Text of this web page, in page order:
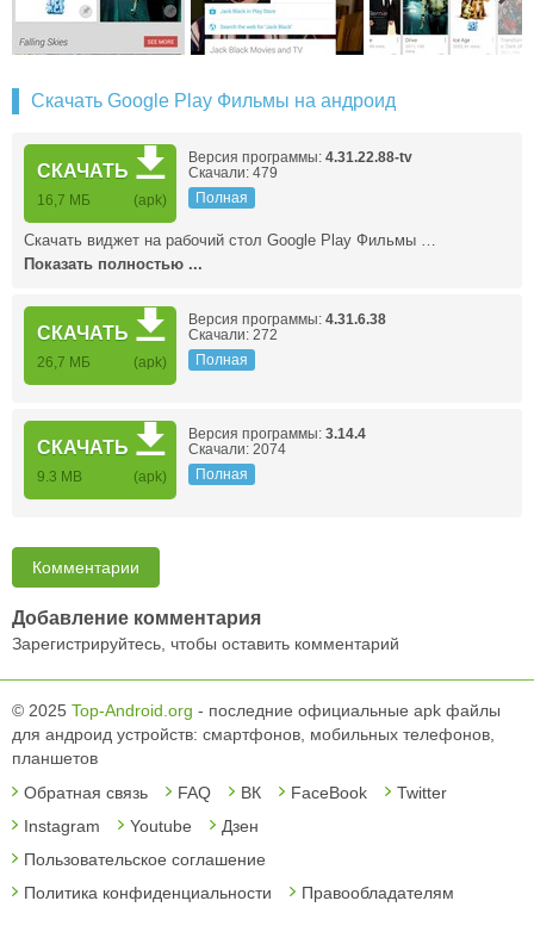
Скачать Google Play Фильмы на андроид
СКАЧАТЬ
16,7 МБ (apk)
Версия программы: 4.31.22.88-tv
Скачали: 479
Полная
Скачать виджет на рабочий стол Google Play Фильмы …
Показать полностью ...
СКАЧАТЬ
26,7 МБ (apk)
Версия программы: 4.31.6.38
Скачали: 272
Полная
СКАЧАТЬ
9.3 MB (apk)
Версия программы: 3.14.4
Скачали: 2074
Полная
Комментарии
Добавление комментария
Зарегистрируйтесь, чтобы оставить комментарий
© 2025 Top-Android.org - последние официальные apk файлы
для андроид устройств: смартфонов, мобильных телефонов,
планшетов
Обратная связь
FAQ ВК FaceBook
Twitter
Instagram
Youtube
Дзен
Пользовательское соглашение
Политика конфиденциальности
Правообладателям